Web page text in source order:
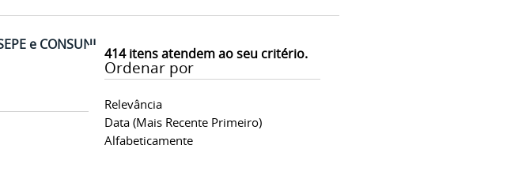
414itens atendem ao seu critério.
Ordenar por
Relevância
Data (mais Recente Primeiro)
Alfabeticamente
e CONSUNI